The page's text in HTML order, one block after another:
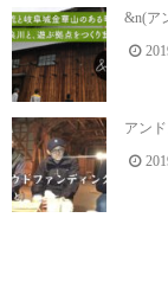
&n(ア
アン